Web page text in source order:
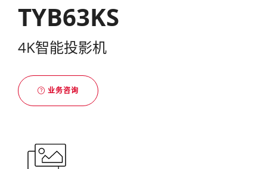
TYB63KS
4K智能投影机
业务咨询